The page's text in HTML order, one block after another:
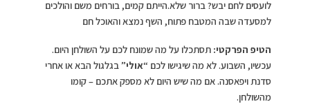
לועסים לחם יבש? ברור שלא.הייתם קמים, בורחים משם והולכים
למסעדה שבה המטבח פתוח, השף נמצא והאוכל חם
הטיפ הפרקטי: תסתכלו על מה שמונח לכם על השולחן היום.
עכשיו, השבוע. לא מה שיגישו לכם “אולי” בגלגול הבא או אחרי
סדנת ויפאסנה. אם מה שיש היום לא מספק אתכם – קומו
מהשולחן.